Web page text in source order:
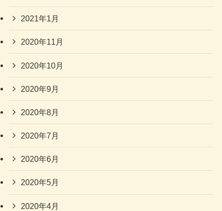
2021年1月
2020年11月
2020年10月
2020年9月
2020年8月
2020年7月
2020年6月
2020年5月
2020年4月